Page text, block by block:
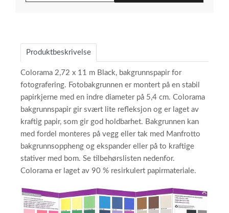
Produktbeskrivelse
Colorama 2,72 x 11 m Black, bakgrunnspapir for
fotografering. Fotobakgrunnen er montert på en stabil
papirkjerne med en indre diameter på 5,4 cm. Colorama
bakgrunnspapir gir svært lite refleksjon og er laget av
kraftig papir, som gir god holdbarhet. Bakgrunnen kan
med fordel monteres på vegg eller tak med Manfrotto
bakgrunnsoppheng og ekspander eller på to kraftige
stativer med bom. Se tilbehørslisten nedenfor.
Colorama er laget av 90 % resirkulert papirmateriale.